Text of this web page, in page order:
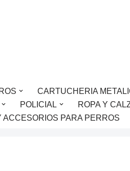
CARTUCHERIA
POLICIAL ROPA Y
ACCESORIOS PARA PERROS